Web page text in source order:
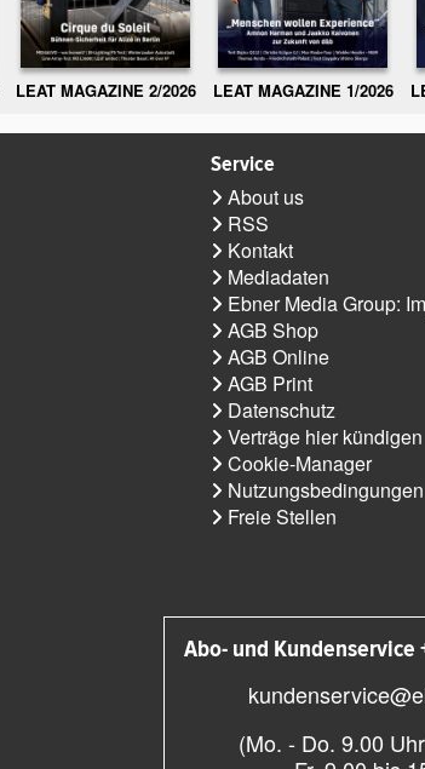
LEAT MAGAZINE 2/2026 LEAT MAGAZINE 1/2026
Service
About us
RSS
Kontakt
Mediadaten
Ebner Media Group:
AGB Shop
AGB Online
AGB Print
Datenschutz
Verträge hier kündigen
Cookie-Manager
Nutzungsbedingungen
Freie Stellen
Abo- und
(Mo. - Do. 9.00